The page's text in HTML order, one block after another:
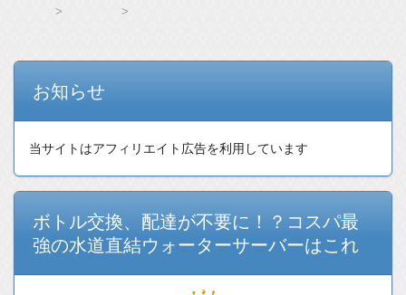
コンテンツへ移動
お知らせ
当サイトはアフィリエイト広告を利用しています
ボトル交換、配達が不要に！？コスパ最
強の水道直結ウォーターサーバーはこれ